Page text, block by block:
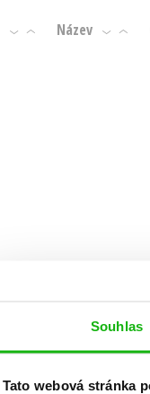
Souhlas
Tato webová stránka
JazykyNázev